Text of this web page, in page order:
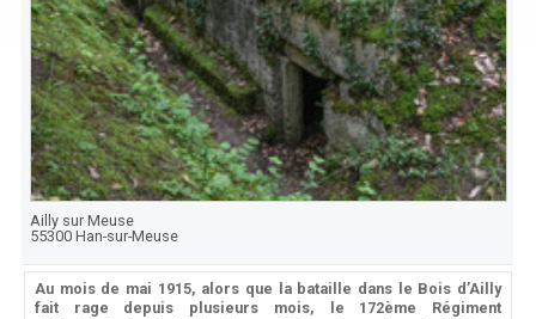
Ailly sur Meuse
55300Han-sur-Meuse
Au mois de mai 1915, alors que la bataille dans le Bois d’Ailly
fait rage depuis plusieurs mois, le 172ème Régiment